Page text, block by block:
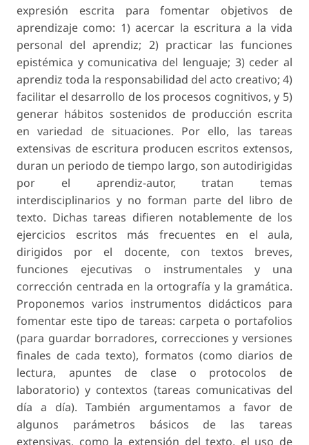
expresión escrita para fomentar objetivos de
aprendizaje como: 1) acercar la escritura a la vida
personal del aprendiz; 2) practicar las funciones
epistémica y comunicativa del lenguaje; 3) ceder al
aprendiz toda la responsabilidad del acto creativo; 4)
facilitar el desarrollo de los procesos cognitivos, y 5)
generar hábitos sostenidos de producción escrita
en variedad de situaciones. Por ello, las tareas
extensivas de escritura producen escritos extensos,
duran un periodo de tiempo largo, son autodirigidas
por el aprendiz-autor, tratan temas
interdisciplinarios y no forman parte del libro de
texto. Dichas tareas difieren notablemente de los
ejercicios escritos más frecuentes en el aula,
dirigidos por el docente, con textos breves,
funciones ejecutivas o instrumentales y una
corrección centrada en la ortografía y la gramática.
Proponemos varios instrumentos didácticos para
fomentar este tipo de tareas: carpeta o portafolios
(para guardar borradores, correcciones y versiones
finales de cada texto), formatos (como diarios de
lectura, apuntes de clase o protocolos de
laboratorio) y contextos (tareas comunicativas del
día a día). También argumentamos a favor de
algunos parámetros básicos de las tareas
extensivas, como la extensión del texto, el uso de